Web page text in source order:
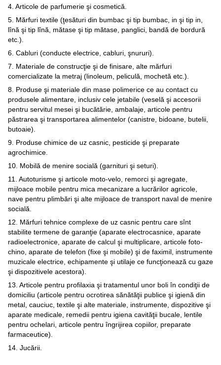
4. Articole de parfumerie şi cosmetică.
5. Mărfuri textile (ţesături din bumbac şi tip bumbac, in şi tip in,
lînă şi tip lînă, mătase şi tip mătase, panglici, bandă de bordură
etc.).
6. Cabluri (conducte electrice, cabluri, şnururi).
7. Materiale de construcţie şi de finisare, alte mărfuri
comercializate la metraj (linoleum, peliculă, mochetă etc.).
8. Produse şi materiale din mase polimerice ce au contact cu
produsele alimentare, inclusiv cele jetabile (veselă şi accesorii
pentru servitul mesei şi bucătărie, ambalaje, articole pentru
păstrarea şi transportarea alimentelor (canistre, bidoane, butelii,
butoaie).
9. Produse chimice de uz casnic, pesticide şi preparate
agrochimice.
10. Mobilă de menire socială (garnituri şi seturi).
11. Autoturisme şi articole moto-velo, remorci şi agregate,
mijloace mobile pentru mica mecanizare a lucrărilor agricole,
nave pentru plimbări şi alte mijloace de transport naval de menire
socială.
12. Mărfuri tehnice complexe de uz casnic pentru care sînt
stabilite termene de garanţie (aparate electrocasnice, aparate
radioelectronice, aparate de calcul şi multiplicare, articole foto-
chino, aparate de telefon (fixe şi mobile) şi de faximil, instrumente
muzicale electrice, echipamente şi utilaje ce funcţionează cu gaze
şi dispozitivele acestora).
13. Articole pentru profilaxia şi tratamentul unor boli în condiţii de
domiciliu (articole pentru ocrotirea sănătăţii publice şi igienă din
metal, cauciuc, textile şi alte materiale, instrumente, dispozitive şi
aparate medicale, remedii pentru igiena cavităţii bucale, lentile
pentru ochelari, articole pentru îngrijirea copiilor, preparate
farmaceutice).
14. Jucării.